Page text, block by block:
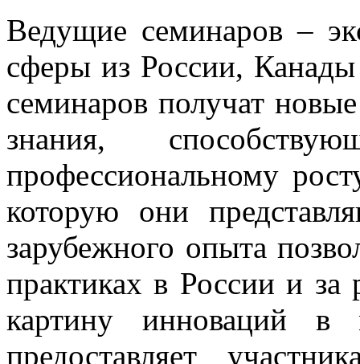
Ведущие семинаров –
сферы из России,
семинаров получат
знания,
профессиональному
которую они
зарубежного опыта
практиках в России и
картину инноваций в
предоставляет